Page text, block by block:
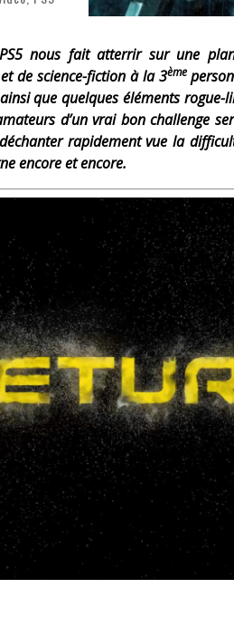
nous fait atterrir sur une
de science-fiction à la 3ème
que quelques éléments
d’un vrai bon challenge
rapidement vue la
encore et encore.